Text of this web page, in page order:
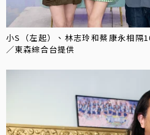
小S（左起）、林志玲和蔡康永相隔
／東森綜合台提供